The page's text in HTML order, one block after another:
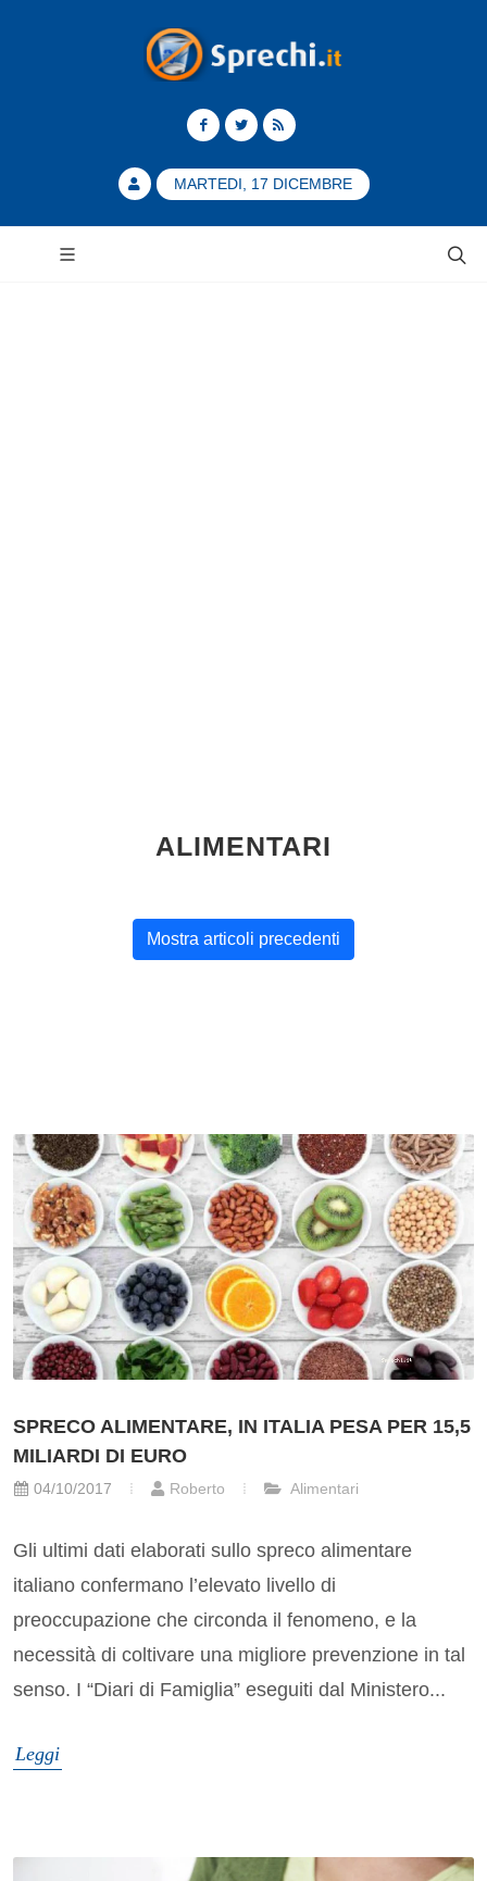
MARTEDI, 17 DICEMBRE
ALIMENTARI
Mostra articoli precedenti
SPRECO ALIMENTARE, IN ITALIA PESA PER 15,5
MILIARDI DI EURO
04/10/2017 Roberto Alimentari
Gli ultimi dati elaborati sullo spreco alimentare
italiano confermano l’elevato livello di
preoccupazione che circonda il fenomeno, e la
necessità di coltivare una migliore prevenzione in tal
senso. I “Diari di Famiglia” eseguiti dal Ministero...
Leggi